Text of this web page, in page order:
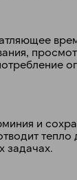
и
задачах.